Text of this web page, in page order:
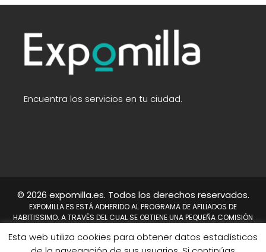
Encuentra los servicios en tu ciudad.
© 2026 expomilla.es. Todos los derechos reservados.
EXPOMILLA.ES ESTÁ ADHERIDO AL PROGRAMA DE AFILIADOS DE
HABITISSIMO. A TRAVÉS DEL CUAL SE OBTIENE UNA PEQUEÑA COMISIÓN
EN CAMBIO A NOSOTROS NOS PERMITE CONTINUAR TRABAJANDO DÍA A
DÍA PARA MEJORAR EL SITIO WEB.
Esta web utiliza cookies para obtener datos estadísticos